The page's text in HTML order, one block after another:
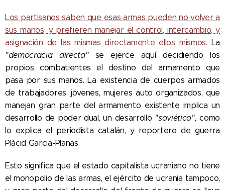
Los partisanos saben que esas armas pueden no volver a
sus manos, y prefieren manejar el control, intercambio, y
asignación de las mismas directamente ellos mismos. La
"democracia directa"se ejerce aquí decidiendo los
propios combatientes el destino del armamento que
pasa por sus manos. La existencia de cuerpos armados
de trabajadores, jóvenes, mujeres auto organizados, que
manejan gran parte del armamento existente implica un
desarrollo de poder dual, un desarrollo "soviético",como
lo explica el periodista catalán, y reportero de guerra
Plàcid Garcia-Planas.
Esto significa que el estado capitalista ucraniano no tiene
el monopolio de las armas, el ejército de ucrania tampoco,